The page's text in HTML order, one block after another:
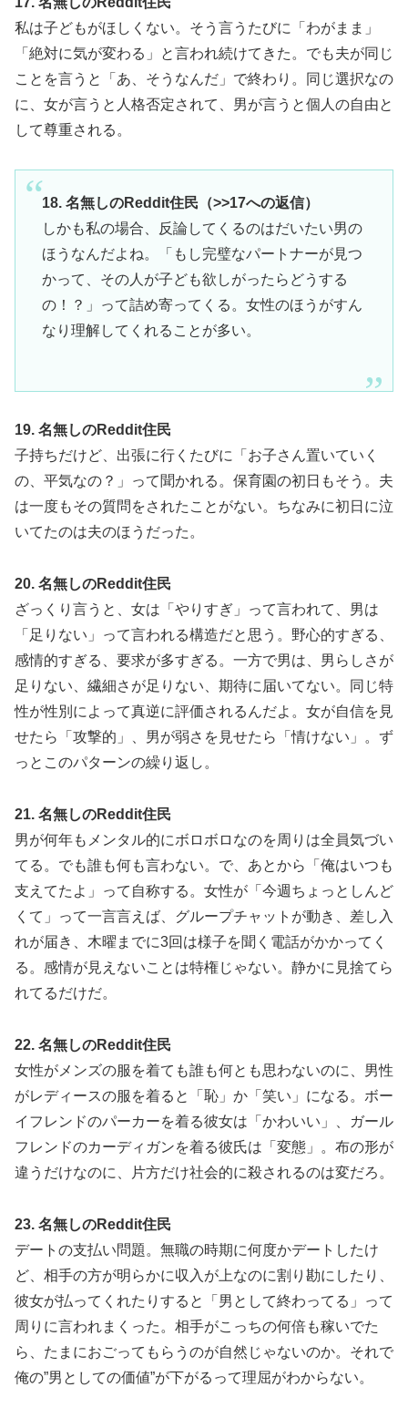
私は子どもがほしくない。そう言うたびに「わがまま」
「絶対に気が変わる」と言われ続けてきた。でも夫が同じ
ことを言うと「あ、そうなんだ」で終わり。同じ選択なの
に、女が言うと人格否定されて、男が言うと個人の自由と
して尊重される。
18. 名無しのReddit住民（>>17への返信）
しかも私の場合、反論してくるのはだいたい男の
ほうなんだよね。「もし完璧なパートナーが見つ
かって、その人が子ども欲しがったらどうする
の！？」って詰め寄ってくる。女性のほうがすん
なり理解してくれることが多い。
19. 名無しのReddit住民
子持ちだけど、出張に行くたびに「お子さん置いていく
の、平気なの？」って聞かれる。保育園の初日もそう。夫
は一度もその質問をされたことがない。ちなみに初日に泣
いてたのは夫のほうだった。
20. 名無しのReddit住民
ざっくり言うと、女は「やりすぎ」って言われて、男は
「足りない」って言われる構造だと思う。野心的すぎる、
感情的すぎる、要求が多すぎる。一方で男は、男らしさが
足りない、繊細さが足りない、期待に届いてない。同じ特
性が性別によって真逆に評価されるんだよ。女が自信を見
せたら「攻撃的」、男が弱さを見せたら「情けない」。ず
っとこのパターンの繰り返し。
21. 名無しのReddit住民
男が何年もメンタル的にボロボロなのを周りは全員気づい
てる。でも誰も何も言わない。で、あとから「俺はいつも
支えてたよ」って自称する。女性が「今週ちょっとしんど
くて」って一言言えば、グループチャットが動き、差し入
れが届き、木曜までに3回は様子を聞く電話がかかってく
る。感情が見えないことは特権じゃない。静かに見捨てら
れてるだけだ。
22. 名無しのReddit住民
女性がメンズの服を着ても誰も何とも思わないのに、男性
がレディースの服を着ると「恥」か「笑い」になる。ボー
イフレンドのパーカーを着る彼女は「かわいい」、ガール
フレンドのカーディガンを着る彼氏は「変態」。布の形が
違うだけなのに、片方だけ社会的に殺されるのは変だろ。
23. 名無しのReddit住民
デートの支払い問題。無職の時期に何度かデートしたけ
ど、相手の方が明らかに収入が上なのに割り勘にしたり、
彼女が払ってくれたりすると「男として終わってる」って
周りに言われまくった。相手がこっちの何倍も稼いでた
ら、たまにおごってもらうのが自然じゃないのか。それで
俺の”男としての価値”が下がるって理屈がわからない。